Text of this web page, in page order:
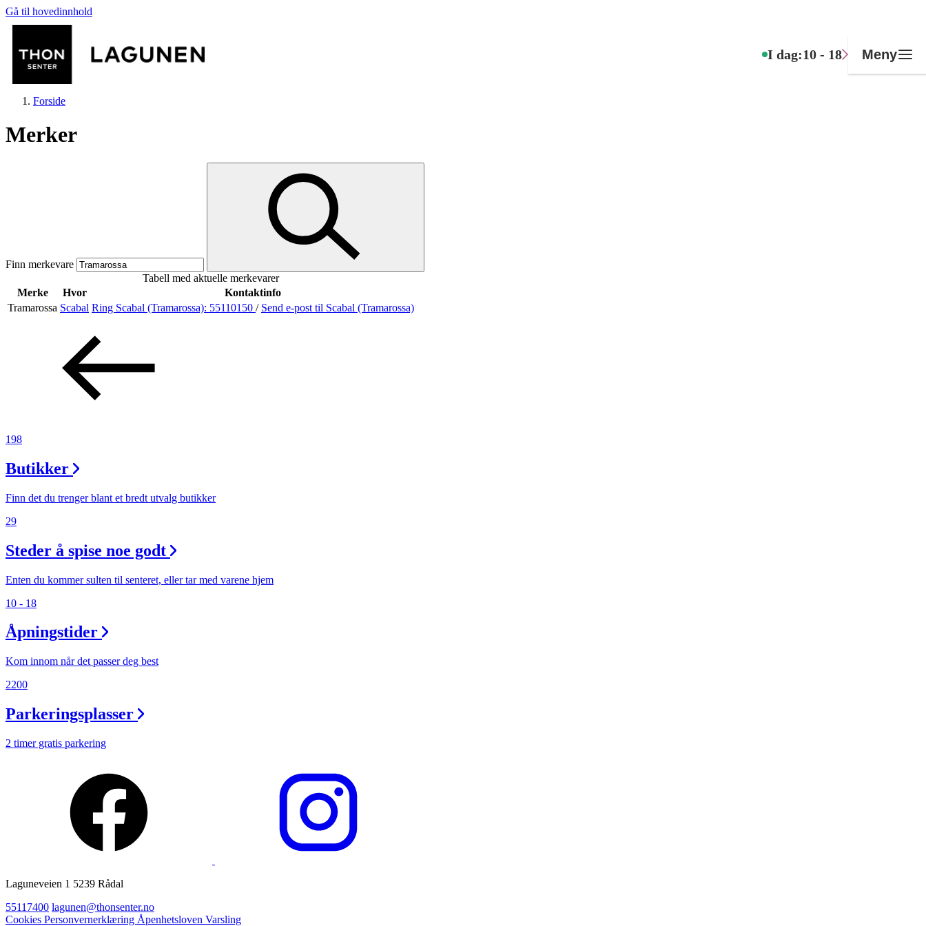
Gå til hovedinnhold
I dag:10 - 18 Meny
Mat og drikke
Helse
Aktiviteter
Tilbud
Søk
Åpningstider
Parkering
Ledige stillinger
Magasin
Finn frem
Forside
Merker
Finn merkevare
Tabell med aktuelle merkevarer
Merke
Hvor
Kontaktinfo
Tramarossa Scabal Ring Scabal (Tramarossa): 55110150 / Send e-post til Scabal (Tramarossa)
198
Butikker
Finn det du trenger blant et bredt utvalg butikker
29
Steder å spise noe godt
Enten du kommer sulten til senteret, eller tar med varene hjem
10 - 18
Åpningstider
Kom innom når det passer deg best
2200
Parkeringsplasser
2 timer gratis parkering
Laguneveien 1 5239 Rådal
55117400 lagunen@thonsenter.no
Cookies Personvernerklæring Åpenhetsloven Varsling